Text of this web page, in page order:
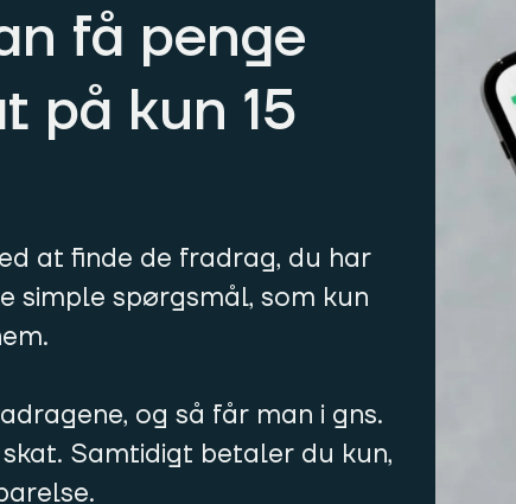
få penge
på kun 15
at finde de fradrag, du har
simple spørgsmål, som kun
og så får man i gns.
Samtidigt betaler du kun,